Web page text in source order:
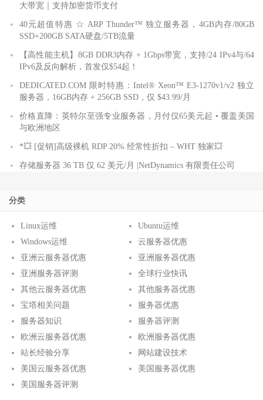
大带宽｜支持加密货币支付
40元超值特惠 ☆ ARP Thunder™ 独立服务器，4GB内存/80GB
SSD+200GB SATA硬盘/5TB流量
【高性能主机】8GB DDR3内存 + 1Gbps带宽，支持/24 IPv4与/64
IPv6及反向解析，首发仅$54起！
DEDICATED.COM 限时特惠：Intel® Xeon™ E3-1270v1/v2 独立
服务器，16GB内存 + 256GB SSD，仅 $43.99/月
价格直降：英特尔至强专业服务器，月付仅65美元起 • 覆盖美国
与欧洲地区
*💥 [促销]高级裸机 RDP 20% 经常性折扣 – WHT 独家💥
存储服务器 36 TB 仅 62 美元/月 |NetDynamics 有限责任公司
分类
Linux运维
Ubuntu运维
Windows运维
云服务器优惠
亚洲云服务器优惠
亚洲服务器优惠
亚洲服务器评测
全球行业快讯
其他云服务器优惠
其他服务器优惠
宝塔相关问题
服务器优惠
服务器知识
服务器评测
欧洲云服务器优惠
欧洲服务器优惠
站长经验分享
网站建设技术
美国云服务器优惠
美国服务器优惠
美国服务器评测